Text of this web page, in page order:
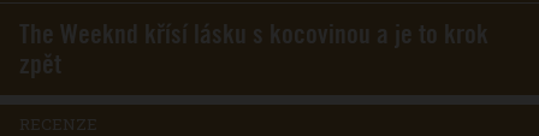
The Weeknd křísí lásku s kocovinou a je to krok
zpět
RECENZE